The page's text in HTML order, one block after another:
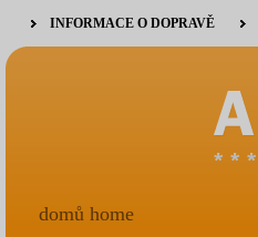
INFORMACE O DOPRAVĚ
domů home